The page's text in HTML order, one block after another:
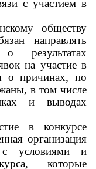
с участием в
обществу
направлять
результатах
на участие в
о причинах, по
в том числе
и выводах
в конкурсе
организация
с условиями и
которые